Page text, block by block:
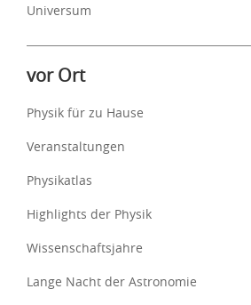
Universum
vor Ort
Physik für zu Hause
Veranstaltungen
Physikatlas
Highlights der Physik
Wissenschaftsjahre
Lange Nacht der Astronomie